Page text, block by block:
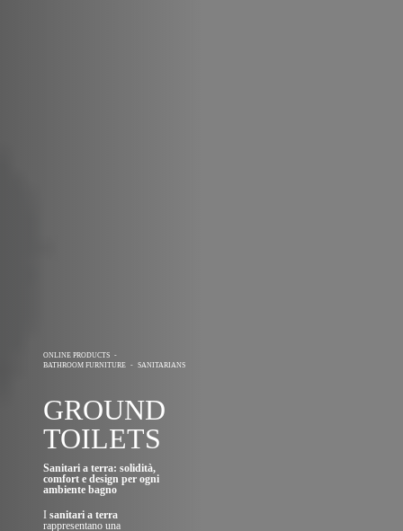
ONLINE PRODUCTS -
BATHROOM FURNITURE - SANITARIANS
GROUND
TOILETS
Sanitari a terra: solidità,
comfort e design per ogni
ambiente bagno
I sanitari a terra
rappresentano una